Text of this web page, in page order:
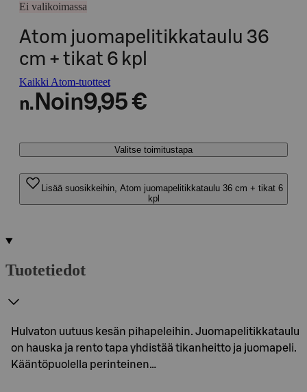
Ei valikoimassa
Atom juomapelitikkataulu 36
cm + tikat 6 kpl
Kaikki Atom-tuotteet
n. Noin9,95 €
Valitse toimitustapa
Lisää suosikkeihin, Atom juomapelitikkataulu 36 cm + tikat 6
kpl
Tuotetiedot
Hulvaton uutuus kesän pihapeleihin. Juomapelitikkataulu
on hauska ja rento tapa yhdistää tikanheitto ja juomapeli.
Kääntöpuolella perinteinen…